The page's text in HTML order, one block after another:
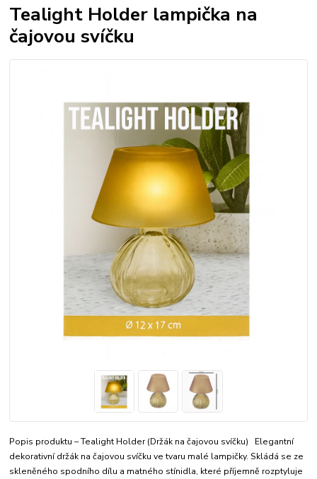
Tealight Holder lampička na
čajovou svíčku
Popis produktu – Tealight Holder (Držák na čajovou svíčku) Elegantní
dekorativní držák na čajovou svíčku ve tvaru malé lampičky. Skládá se ze
skleněného spodního dílu a matného stínidla, které příjemně rozptyluje